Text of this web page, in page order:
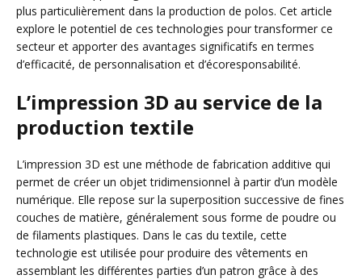
plus particulièrement dans la production de polos. Cet article
explore le potentiel de ces technologies pour transformer ce
secteur et apporter des avantages significatifs en termes
d’efficacité, de personnalisation et d’écoresponsabilité.
L’impression 3D au service de la
production textile
L’impression 3D est une méthode de fabrication additive qui
permet de créer un objet tridimensionnel à partir d’un modèle
numérique. Elle repose sur la superposition successive de fines
couches de matière, généralement sous forme de poudre ou
de filaments plastiques. Dans le cas du textile, cette
technologie est utilisée pour produire des vêtements en
assemblant les différentes parties d’un patron grâce à des